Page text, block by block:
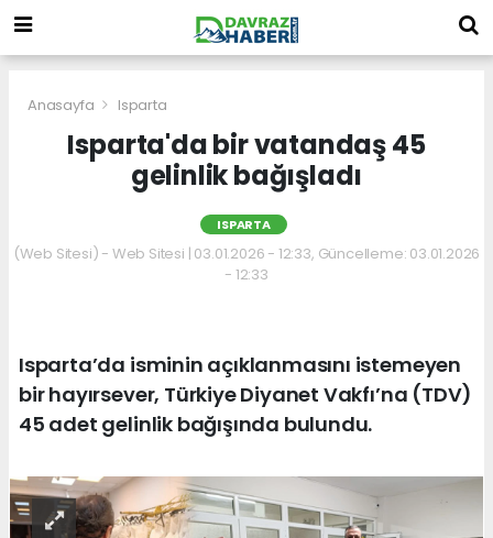
Anasayfa Isparta
Isparta'da bir vatandaş 45
gelinlik bağışladı
ISPARTA
(Web Sitesi) - Web Sitesi | 03.01.2026 - 12:33, Güncelleme: 03.01.2026
- 12:33
Isparta’da isminin açıklanmasını istemeyen
bir hayırsever, Türkiye Diyanet Vakfı’na (TDV)
45 adet gelinlik bağışında bulundu.